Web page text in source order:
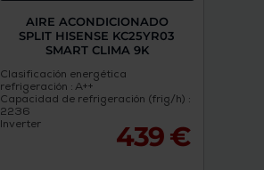
AIRE ACONDICIONADO
SPLIT HISENSE KC25YR03
SMART CLIMA 9K
Clasificación energética
refrigeración : A++
Capacidad de refrigeración (frig/h) :
2236
Inverter
439 €